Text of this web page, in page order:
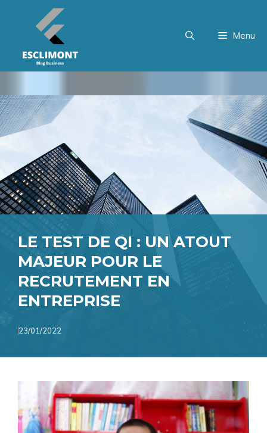
Menu
LE TEST DE QI : UN ATOUT
MAJEUR POUR LE
RECRUTEMENT EN
ENTREPRISE
23/01/2022